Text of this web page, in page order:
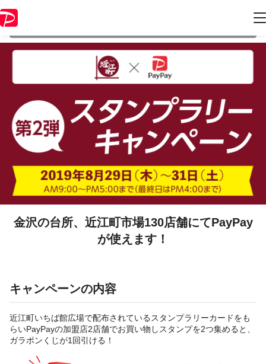
情報はキャンペーン終了時点のものになります。
金沢の台所、近江町市場130店舗にてPayPay
が使えます！
キャンペーンの内容
近江町いちば館広場で配布されているスタンプラリーカードをも
らいPayPayの加盟店2店舗でお買い物しスタンプを2つ集めると、
ガラポンくじが1回引ける！